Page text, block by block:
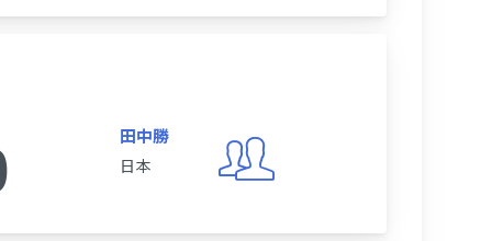
田中勝
日本